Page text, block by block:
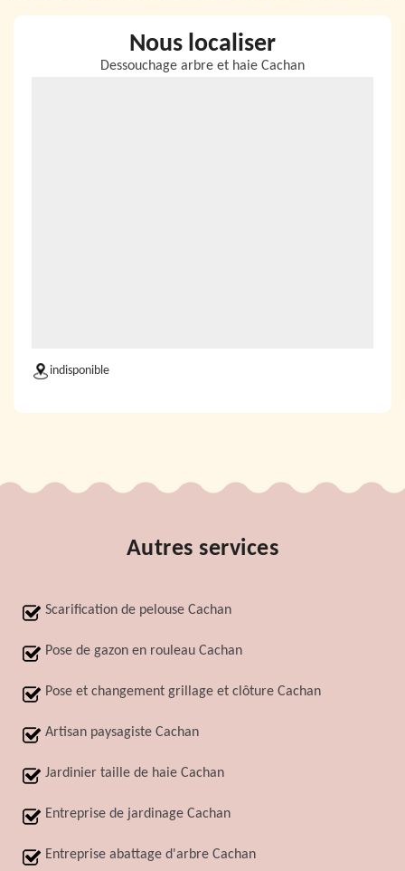
Nous localiser
Dessouchage arbre et haie Cachan
indisponible
Autres services
Scarification de pelouse Cachan
Pose de gazon en rouleau Cachan
Pose et changement grillage et clôture Cachan
Artisan paysagiste Cachan
Jardinier taille de haie Cachan
Entreprise de jardinage Cachan
Entreprise abattage d'arbre Cachan